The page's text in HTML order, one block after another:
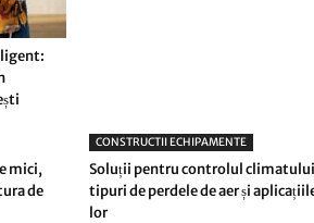
mici,
de
CONSTRUCTII ECHIPAMENTE
Soluții pentru controlul
tipuri de perdele de aer și
lor